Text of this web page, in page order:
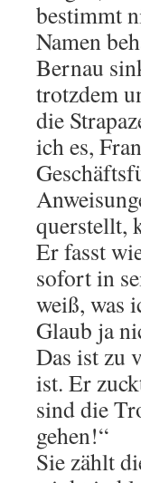
bestimmt
Namen
Bernau
trotzdem
die
ich es,
querstellt,
Er fasst
sofort in
weiß, was
Glaub ja
Das ist zu
ist. Er
sind die
gehen!“
Sie zählt